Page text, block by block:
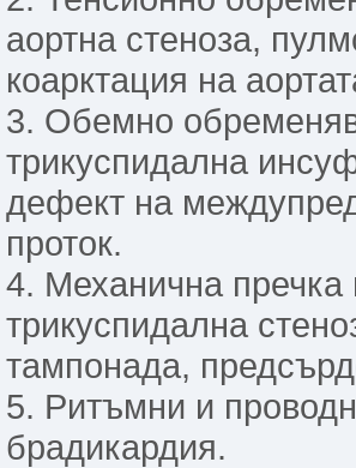
аортна стеноза,
коарктация на
3. Обемно
трикуспидална
дефект на
проток.
4. Механична пречка
трикуспидална
тампонада,
5. Ритъмни и
брадикардия.